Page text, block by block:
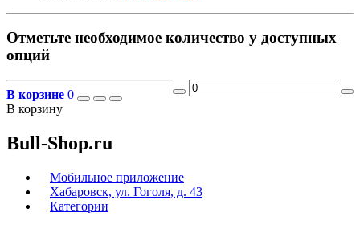
Отметьте необходимое количество у доступных
опций
В корзине 0
В корзину
Bull-Shop.ru
Мобильное приложение
Хабаровск, ул. Гоголя, д. 43
Категории